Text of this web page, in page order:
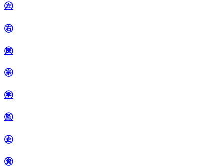
㊧
㊨
㊩
㊪
㊫
㊬
㊭
㊮